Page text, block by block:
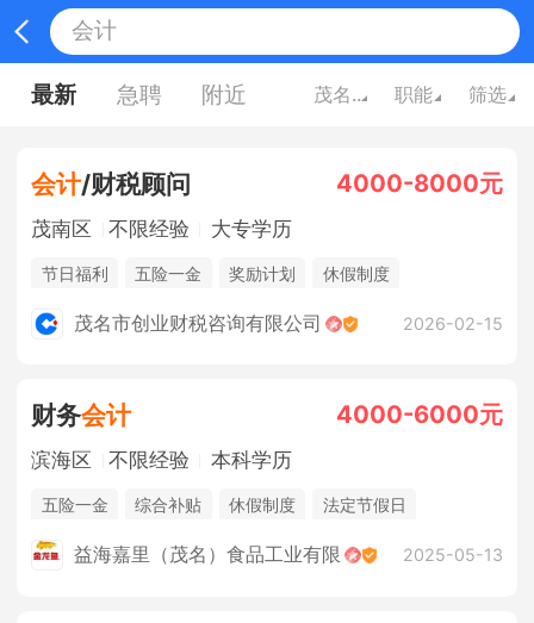
最新 急聘 附近 茂名广东 职能 筛选
会计/财税顾问 4000-8000元
茂南区 不限经验 大专学历
节日福利 五险一金 奖励计划 休假制度
茂名市创业财税咨询有限公司 2026-02-15
财务会计 4000-6000元
滨海区 不限经验 本科学历
五险一金 综合补贴 休假制度
法定节假日
年终奖金
益海嘉里（茂名）食品工业有限 2025-05-13